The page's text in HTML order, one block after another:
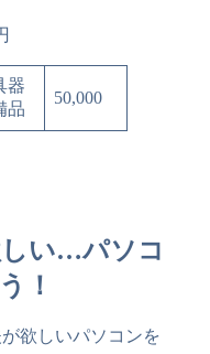
器
品
50,000
い…パソコ
！
欲しいパソコンを